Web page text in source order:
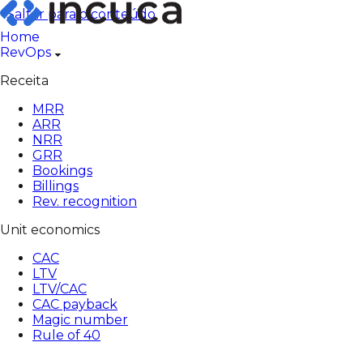
Pular
para
o
conteúdo
Saltar para o conteúdo
Home
RevOps
Receita
MRR
ARR
NRR
GRR
Bookings
Billings
Rev. recognition
Unit economics
CAC
LTV
LTV/CAC
CAC payback
Magic number
Rule of 40